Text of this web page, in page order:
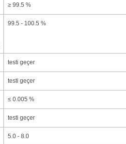
≥ 99.5 %
99.5 - 100.5 %
testi geçer
testi geçer
≤ 0.005 %
testi geçer
5.0 - 8.0